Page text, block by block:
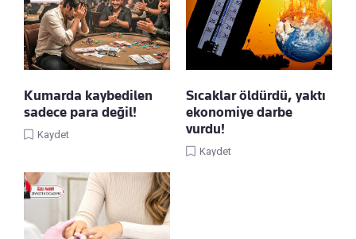
Kumarda kaybedilen
sadece para değil!
Kaydet
Sıcaklar öldürdü, yaktı
ekonomiye darbe
vurdu!
Kaydet